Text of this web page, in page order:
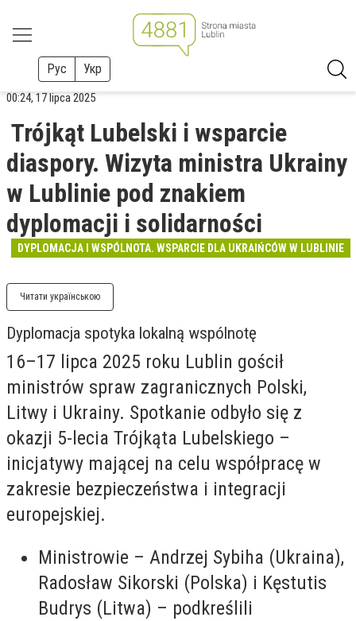
Рус Укр
00:24, 17 lipca 2025
Trójkąt Lubelski i wsparcie
diaspory. Wizyta ministra Ukrainy
w Lublinie pod znakiem
dyplomacji i solidarności
DYPLOMACJA I WSPÓLNOTA. WSPARCIE DLA UKRAIŃCÓW W LUBLINIE
Читати українською
Dyplomacja spotyka lokalną wspólnotę
16–17 lipca 2025 roku Lublin gościł
ministrów spraw zagranicznych Polski,
Litwy i Ukrainy. Spotkanie odbyło się z
okazji 5-lecia Trójkąta Lubelskiego –
inicjatywy mającej na celu współpracę w
zakresie bezpieczeństwa i integracji
europejskiej.
Ministrowie – Andrzej Sybiha (Ukraina),
Radosław Sikorski (Polska) i Kęstutis
Budrys (Litwa) – podkreślili